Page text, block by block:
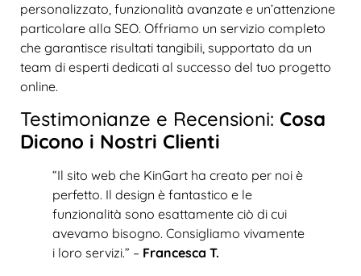
personalizzato, funzionalità avanzate e un’attenzione
particolare alla SEO. Offriamo un servizio completo
che garantisce risultati tangibili, supportato da un
team di esperti dedicati al successo del tuo progetto
online.
Testimonianze e Recensioni: Cosa
Dicono i Nostri Clienti
“Il sito web che KinGart ha creato per noi è
perfetto. Il design è fantastico e le
funzionalità sono esattamente ciò di cui
avevamo bisogno. Consigliamo vivamente
i loro servizi.” – Francesca T.